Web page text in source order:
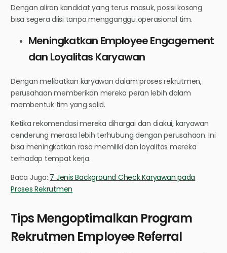
Dengan aliran kandidat yang terus masuk, posisi kosong
bisa segera diisi tanpa mengganggu operasional tim.
Meningkatkan Employee Engagement
dan Loyalitas Karyawan
Dengan melibatkan karyawan dalam proses rekrutmen,
perusahaan memberikan mereka peran lebih dalam
membentuk tim yang solid.
Ketika rekomendasi mereka dihargai dan diakui, karyawan
cenderung merasa lebih terhubung dengan perusahaan. Ini
bisa meningkatkan rasa memiliki dan loyalitas mereka
terhadap tempat kerja.
Baca Juga: 7 Jenis Background Check Karyawan pada
Proses Rekrutmen
Tips Mengoptimalkan Program
Rekrutmen Employee Referral